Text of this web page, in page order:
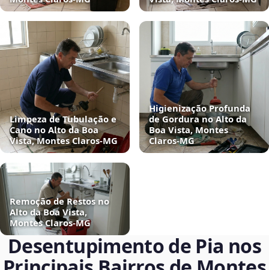
Limpeza de Tubulação e
Cano no Alto da Boa
Vista, Montes Claros‑MG
Higienização Profunda
de Gordura no Alto da
Boa Vista, Montes
Claros‑MG
Remoção de Restos no
Alto da Boa Vista,
Montes Claros‑MG
Desentupimento de Pia nos